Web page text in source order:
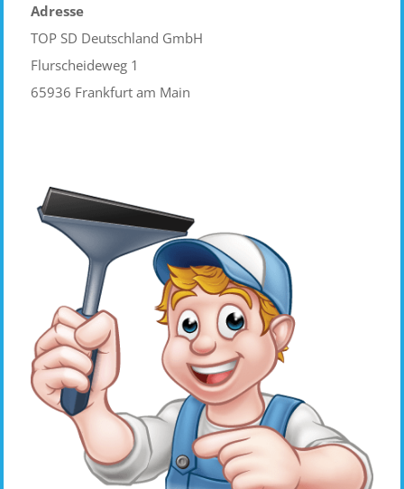
Adresse
TOP SD Deutschland GmbH
Flurscheideweg 1
65936 Frankfurt am Main